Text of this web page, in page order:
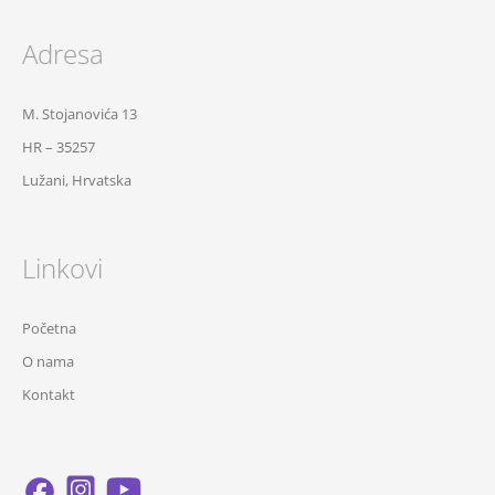
Adresa
M. Stojanovića 13
HR – 35257
Lužani, Hrvatska
Linkovi
Početna
O nama
Kontakt